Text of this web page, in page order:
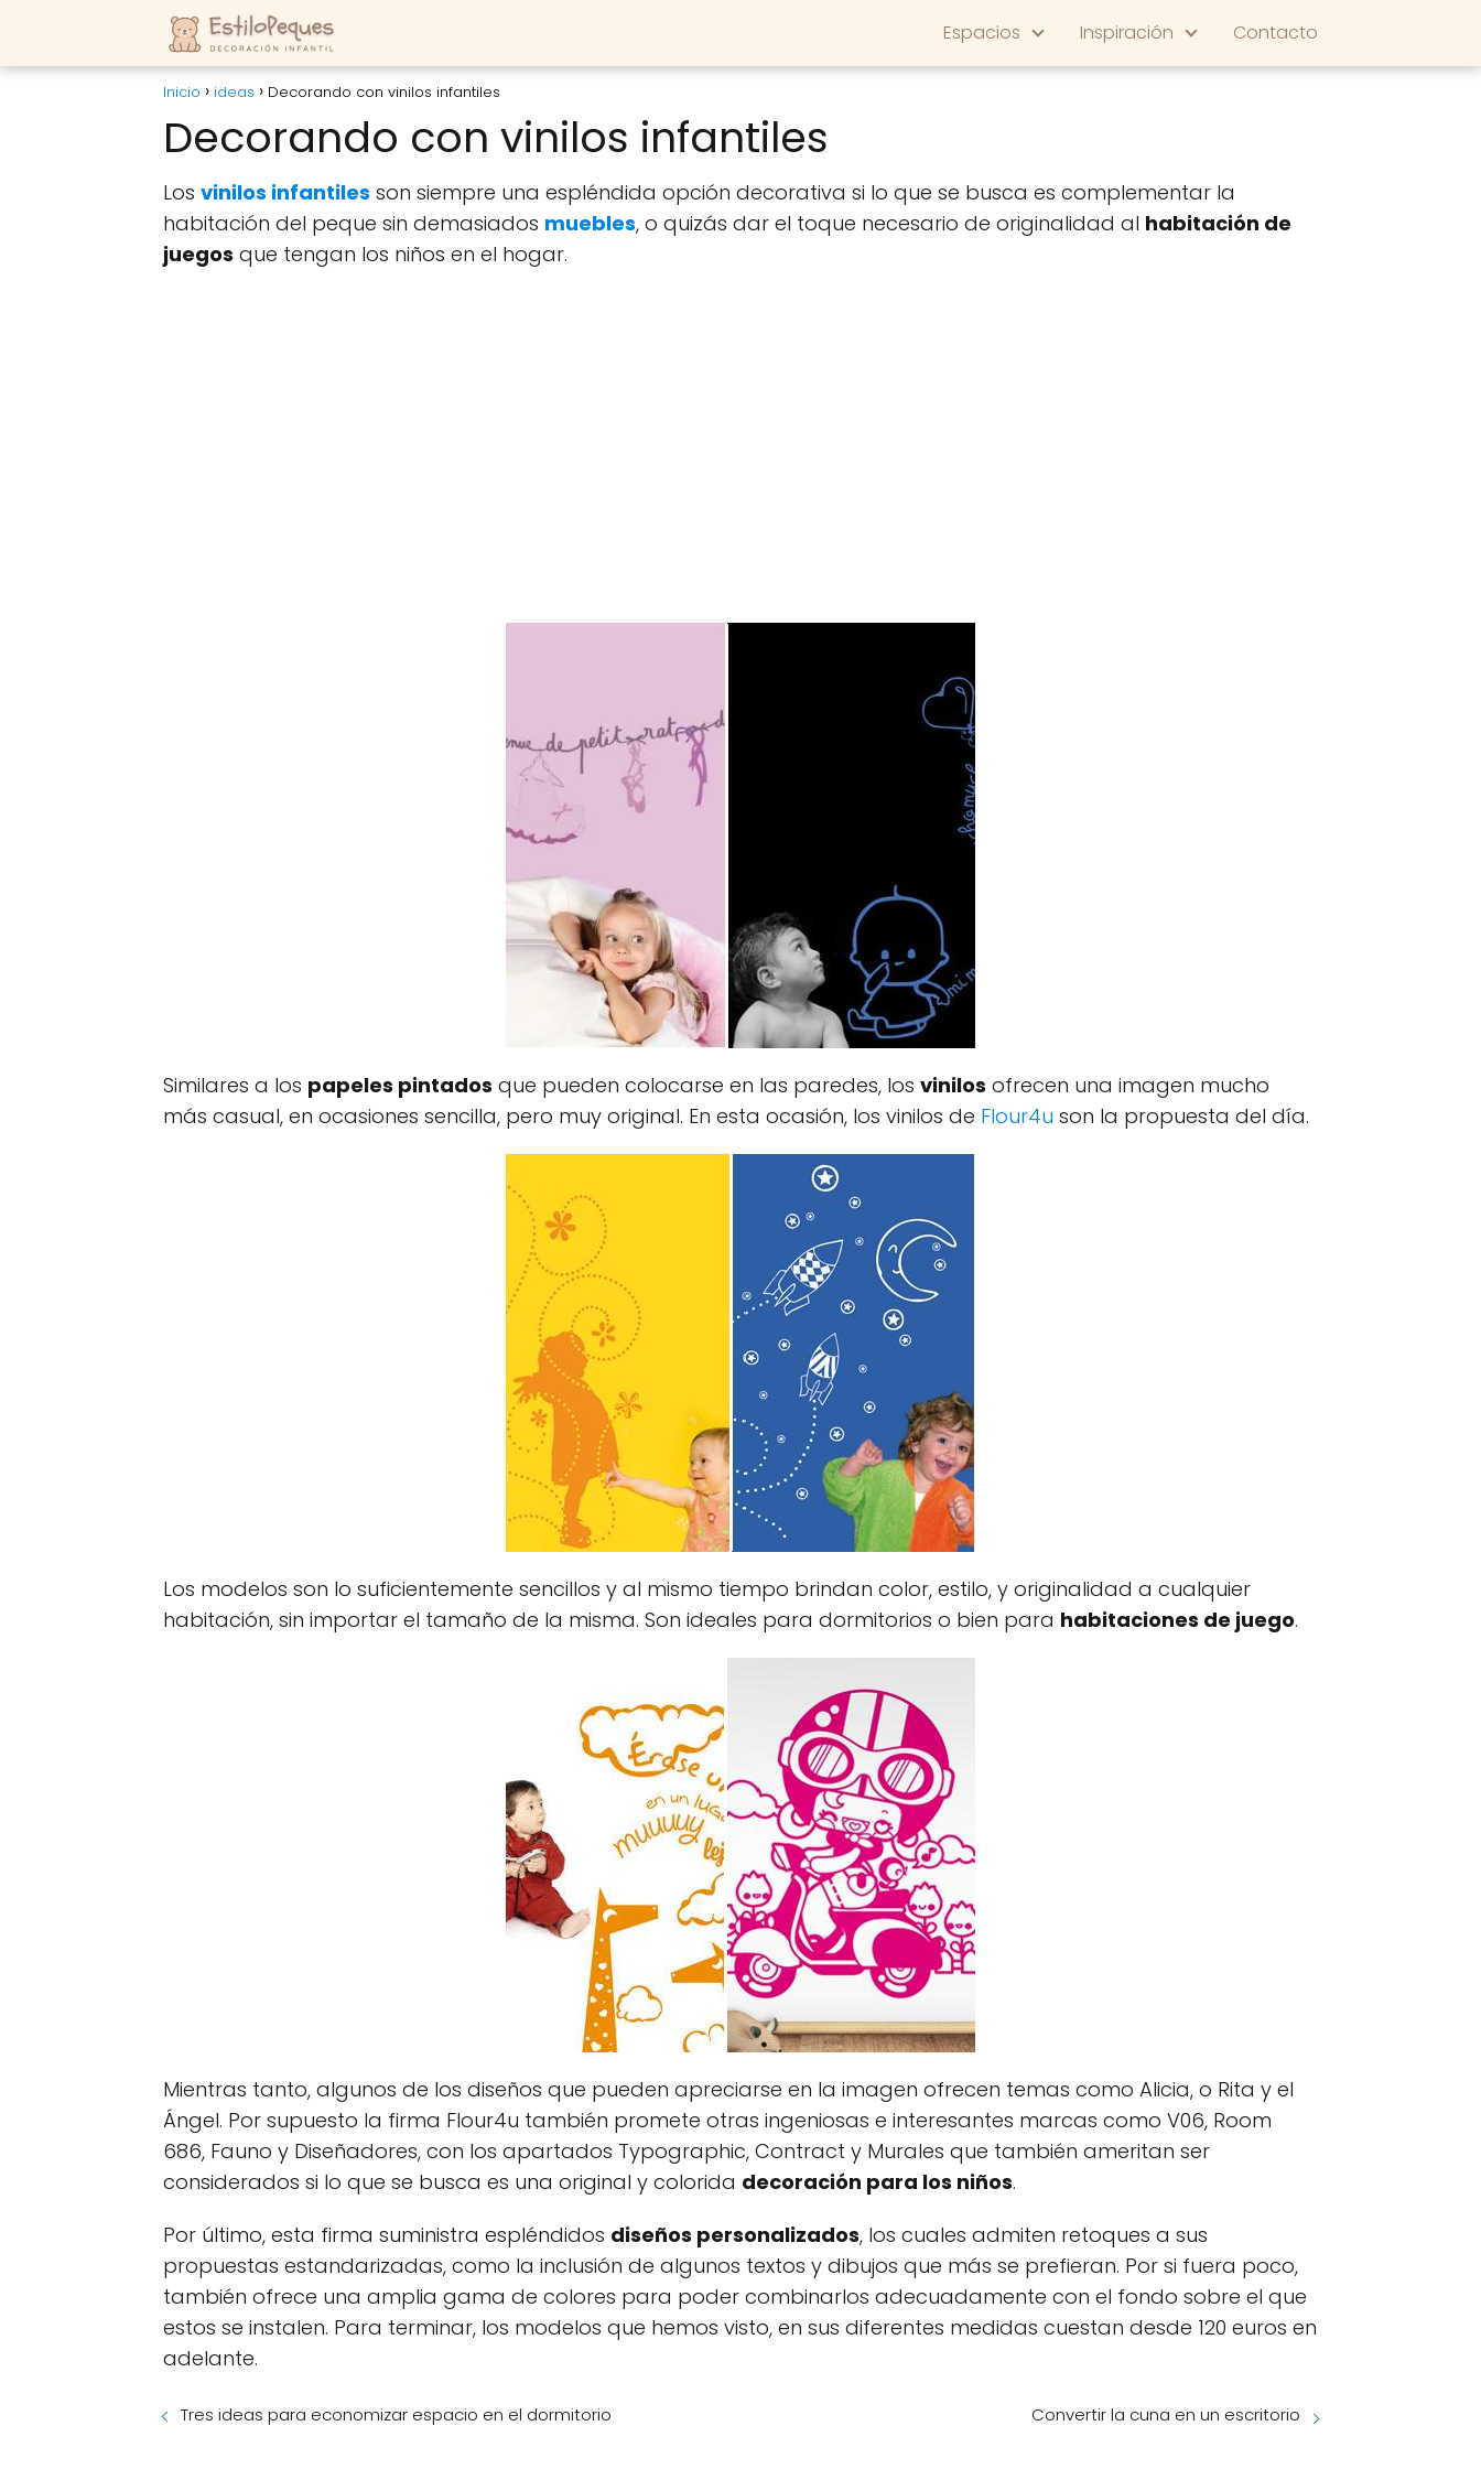
Espacios Inspiración Contacto
Inicio ideas Decorando con vinilos infantiles
Decorando con vinilos infantiles
Los vinilos infantiles son siempre una espléndida opción decorativa si lo que se busca es complementar la
habitación del peque sin demasiados muebles, o quizás dar el toque necesario de originalidad al habitación de
juegos que tengan los niños en el hogar.
Similares a los papeles pintados que pueden colocarse en las paredes, los vinilos ofrecen una imagen mucho
más casual, en ocasiones sencilla, pero muy original. En esta ocasión, los vinilos de Flour4u son la propuesta del día.
Los modelos son lo suficientemente sencillos y al mismo tiempo brindan color, estilo, y originalidad a cualquier
habitación, sin importar el tamaño de la misma. Son ideales para dormitorios o bien para habitaciones de juego.
Mientras tanto, algunos de los diseños que pueden apreciarse en la imagen ofrecen temas como Alicia, o Rita y el
Ángel. Por supuesto la firma Flour4u también promete otras ingeniosas e interesantes marcas como V06, Room
686, Fauno y Diseñadores, con los apartados Typographic, Contract y Murales que también ameritan ser
considerados si lo que se busca es una original y colorida decoración para los niños.
Por último, esta firma suministra espléndidos diseños personalizados, los cuales admiten retoques a sus
propuestas estandarizadas, como la inclusión de algunos textos y dibujos que más se prefieran. Por si fuera poco,
también ofrece una amplia gama de colores para poder combinarlos adecuadamente con el fondo sobre el que
estos se instalen. Para terminar, los modelos que hemos visto, en sus diferentes medidas cuestan desde 120 euros en
adelante.
Tres ideas para economizar espacio en el dormitorio Convertir la cuna en un escritorio